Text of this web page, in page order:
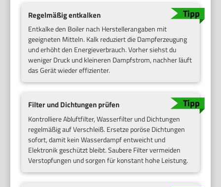
Regelmäßig entkalken
Entkalke den Boiler nach Herstellerangaben mit
geeigneten Mitteln. Kalk reduziert die Dampferzeugung
und erhöht den Energieverbrauch. Vorher siehst du
weniger Druck und kleineren Dampfstrom, nachher läuft
das Gerät wieder effizienter.
Filter und Dichtungen prüfen
Kontrolliere Abluftfilter, Wasserfilter und Dichtungen
regelmäßig auf Verschleiß. Ersetze poröse Dichtungen
sofort, damit kein Wasserdampf entweicht und
Elektronik geschützt bleibt. Saubere Filter vermeiden
Verstopfungen und sorgen für konstant hohe Leistung.